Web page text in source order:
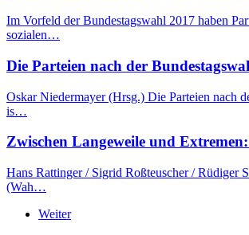
Im Vorfeld der Bundestagswahl 2017 haben
sozialen…
Die Parteien nach der
Oskar Niedermayer (Hrsg.) Die Parteien nach
is…
Zwischen Langeweile und
Hans Rattinger / Sigrid Roßteuscher / Rüdiger
(Wah…
Weiter